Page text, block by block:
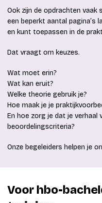
Ook zijn de opdrachten vaak
een beperkt aantal pagina’s
en kunt toepassen in de
Dat vraagt om keuzes.
Wat moet erin?
Wat kan eruit?
Welke theorie gebruik je?
Hoe maak je je
En hoe zorg je dat je verhaal
beoordelingscriteria?
Onze begeleiders helpen je
Voor hbo-